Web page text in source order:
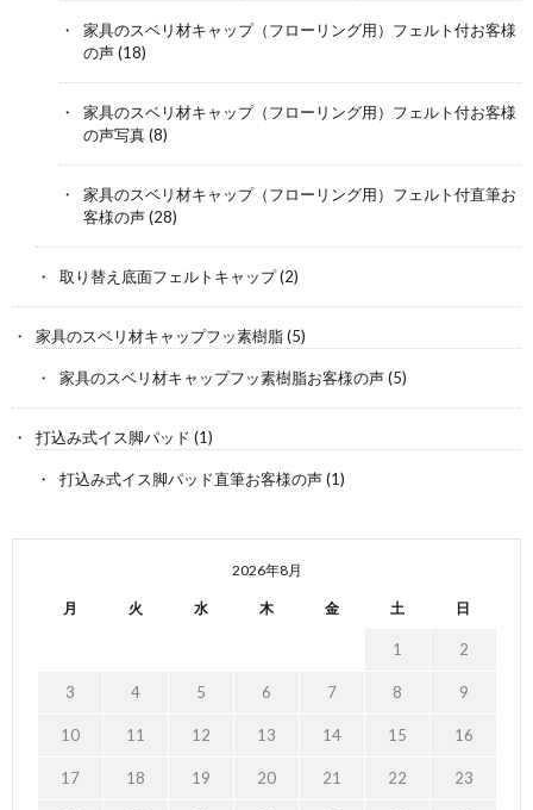
家具のスベリ材キャップ（フローリング用）フェルト付お客様
の声(18)
家具のスベリ材キャップ（フローリング用）フェルト付お客様
の声写真(8)
家具のスベリ材キャップ（フローリング用）フェルト付直筆お
客様の声(28)
取り替え底面フェルトキャップ(2)
家具のスベリ材キャップフッ素樹脂(5)
家具のスベリ材キャップフッ素樹脂お客様の声(5)
打込み式イス脚パッド (1)
打込み式イス脚パッド直筆お客様の声(1)
2026年8月
月 火 水 木 金 土 日
1 2
3 4 5 6 7 8 9
10 11 12 13 14 15 16
17 18 19 20 21 22 23